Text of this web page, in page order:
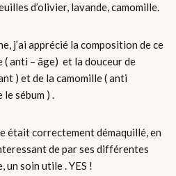
d’olivier, lavande, camomille.
j’ai apprécié la composition de ce
( anti – âge) et la douceur de
) et de la camomille ( anti
sébum ) .
était correctement démaquillé, en
de par ses différentes
soin utile . YES !